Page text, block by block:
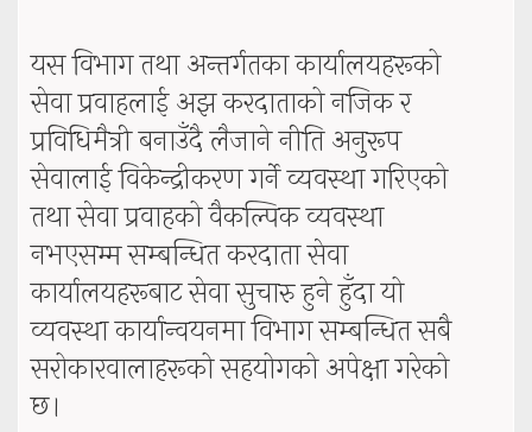
यस विभाग तथा अन्तर्गतका कार्यालयहरूको
सेवा प्रवाहलाई अझ करदाताको नजिक र
प्रविधिमैत्री बनाउँदै लैजाने नीति अनुरूप
सेवालाई विकेन्द्रीकरण गर्ने व्यवस्था गरिएको
तथा सेवा प्रवाहको वैकल्पिक व्यवस्था
नभएसम्म सम्बन्धित करदाता सेवा
कार्यालयहरूबाट सेवा सुचारु हुने हुँदा यो
व्यवस्था कार्यान्वयनमा विभाग सम्बन्धित सबै
सरोकारवालाहरूको सहयोगको अपेक्षा गरेको
छ।